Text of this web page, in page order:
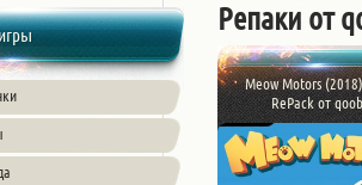
Репаки от
Meow Motors
RePack от qoob